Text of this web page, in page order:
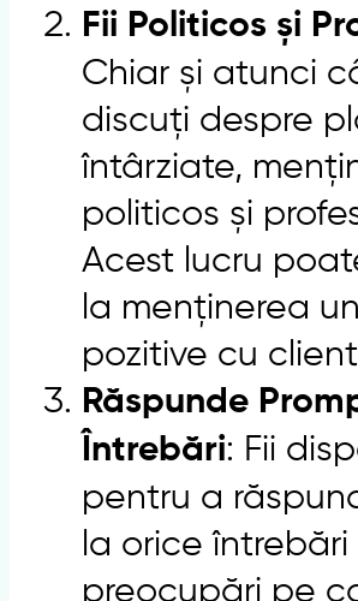
Fii Politicos și
Chiar și atunci
discuți despre
întârziate,
politicos și
Acest lucru
la menținerea
pozitive cu
Răspunde
Întrebări: Fii
pentru a
la orice întrebări
preocupări pe